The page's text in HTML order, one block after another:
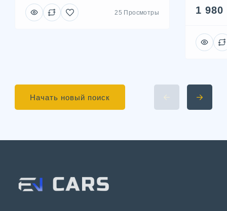
25 Просмотры 1 980
Начать новый поиск